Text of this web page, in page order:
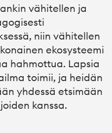
vähitellen ja
niin vähitellen
ekosysteemi
hahmottua. Lapsia
toimii, ja heidän
yhdessä etsimään
kanssa.